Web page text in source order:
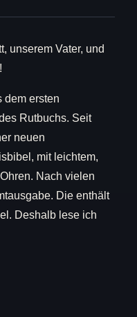
unserem Vater, und
dem ersten
Rutbuchs. Seit
neuen
mit leichtem,
Nach vielen
Die enthält
Deshalb lese ich